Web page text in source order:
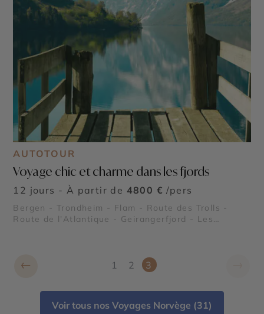
AUTOTOUR
Voyage chic et charme dans les fjords
12 jours - À partir de 4800 € /pers
Bergen - Trondheim - Flam - Route des Trolls -
Route de l'Atlantique - Geirangerfjord - Les
← 1 2 3
Voir tous nos Voyages Norvège (31)